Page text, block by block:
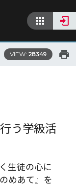
VIEW: 28349
う学級活
生徒の心に
めあて』を